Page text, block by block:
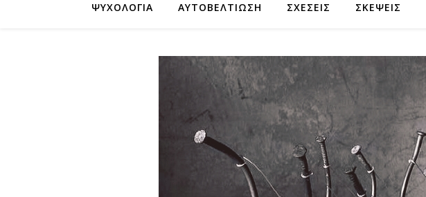
ΨΥΧΟΛΟΓΊΑ ΑΥΤΟΒΕΛΤΊΩΣΗ ΣΧΈΣΕΙΣ ΣΚΈΨΕΙΣ